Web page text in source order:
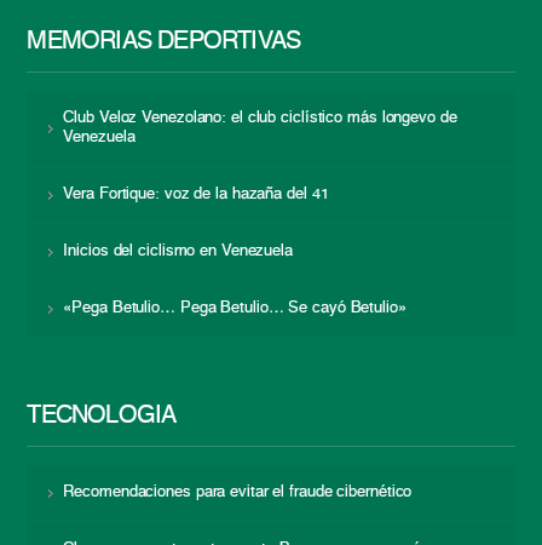
MEMORIAS DEPORTIVAS
Club Veloz Venezolano: el club ciclístico más longevo de
Venezuela
Vera Fortique: voz de la hazaña del 41
Inicios del ciclismo en Venezuela
«Pega Betulio… Pega Betulio… Se cayó Betulio»
TECNOLOGÍA
Recomendaciones para evitar el fraude cibernético